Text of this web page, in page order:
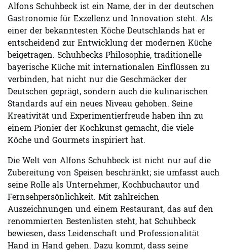
Alfons Schuhbeck ist ein Name, der in der deutschen
Gastronomie für Exzellenz und Innovation steht. Als
einer der bekanntesten Köche Deutschlands hat er
entscheidend zur Entwicklung der modernen Küche
beigetragen. Schuhbecks Philosophie, traditionelle
bayerische Küche mit internationalen Einflüssen zu
verbinden, hat nicht nur die Geschmäcker der
Deutschen geprägt, sondern auch die kulinarischen
Standards auf ein neues Niveau gehoben. Seine
Kreativität und Experimentierfreude haben ihn zu
einem Pionier der Kochkunst gemacht, die viele
Köche und Gourmets inspiriert hat.
Die Welt von Alfons Schuhbeck ist nicht nur auf die
Zubereitung von Speisen beschränkt; sie umfasst auch
seine Rolle als Unternehmer, Kochbuchautor und
Fernsehpersönlichkeit. Mit zahlreichen
Auszeichnungen und einem Restaurant, das auf den
renommierten Bestenlisten steht, hat Schuhbeck
bewiesen, dass Leidenschaft und Professionalität
Hand in Hand gehen. Dazu kommt, dass seine